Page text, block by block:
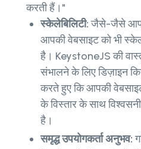
करती हैं।"
स्केलेबिलिटी:जैसे-जैसे
आपकी वेबसाइट को भी
है। KeystoneJS की
संभालने के लिए डिज़ाइन
करते हुए कि आपकी
के विस्तार के साथ
है।
समृद्ध उपयोगकर्ता अनुभव: